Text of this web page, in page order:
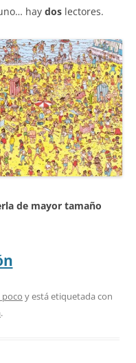
hay dos lectores.
de mayor tamaño
y está etiquetada con
.